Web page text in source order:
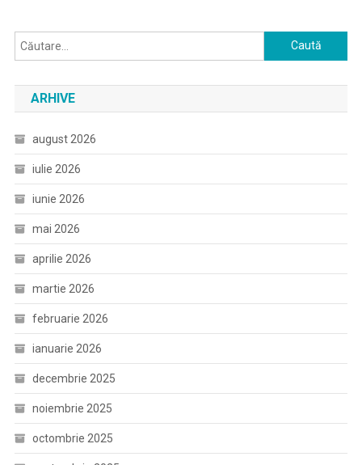
Caută
după:
ARHIVE
august 2026
iulie 2026
iunie 2026
mai 2026
aprilie 2026
martie 2026
februarie 2026
ianuarie 2026
decembrie 2025
noiembrie 2025
octombrie 2025